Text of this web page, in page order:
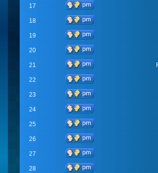
17
18
19
20
21
22
23
24
25
26
27
28